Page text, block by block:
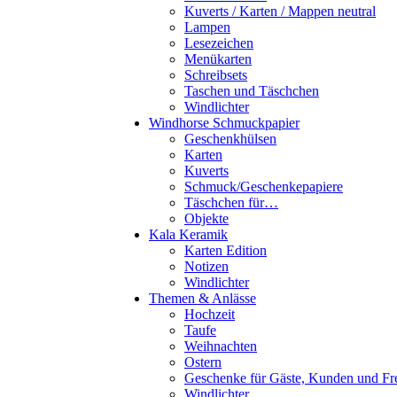
Kuverts / Karten / Mappen neutral
Lampen
Lesezeichen
Menükarten
Schreibsets
Taschen und Täschchen
Windlichter
Windhorse Schmuckpapier
Geschenkhülsen
Karten
Kuverts
Schmuck/Geschenkepapiere
Täschchen für…
Objekte
Kala Keramik
Karten Edition
Notizen
Windlichter
Themen & Anlässe
Hochzeit
Taufe
Weihnachten
Ostern
Geschenke für Gäste, Kunden und
Windlichter